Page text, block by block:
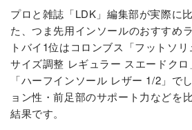
プロと雑誌「LDK」編集部が実際に
た、つま先用インソールのおすすめ
トバイ1位はコロンブス「フットソ
サイズ調整 レギュラー スエードク
「ハーフインソール レザー 1/2」で
ョン性・前足部のサポート力などを
結果です。